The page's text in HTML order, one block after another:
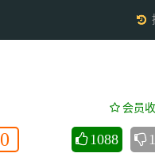
会员
1088